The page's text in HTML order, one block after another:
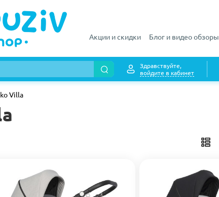
Акции и скидки Блог и видео обзоры
Здравствуйте,
войдите в кабинет
Villa